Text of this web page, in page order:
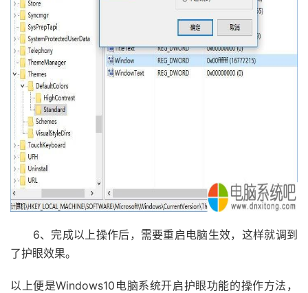
6、完成以上操作后，需要重启电脑生效，这样就调到
了护眼效果。
以上便是Windows10电脑系统开启护眼功能的操作方法，